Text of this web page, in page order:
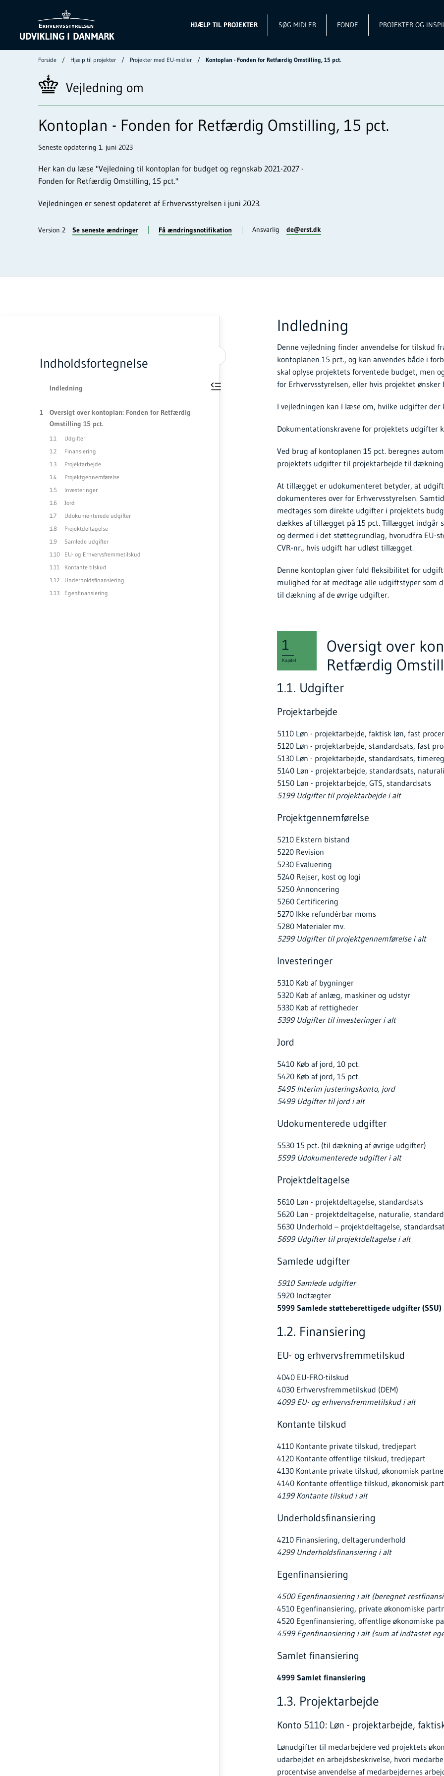
HJÆLP TIL PROJEKTER SØG MIDLER FONDE PROJEKTER OG
Forside Hjælp til projekter Projekter med EU-midler Kontoplan - Fonden for Retfærdig Omstilling, 15 pct.
Vejledning om
Kontoplan - Fonden for Retfærdig Omstilling, 15 pct.
Seneste opdatering 1. juni 2023
Her kan du læse "Vejledning til kontoplan for budget og regnskab 2021-2027 -
Fonden for Retfærdig Omstilling, 15 pct."
Vejledningen er senest opdateret af Erhvervsstyrelsen i juni 2023.
Version 2 Se seneste ændringer Få ændringsnotifikation Ansvarlig de@erst.dk
Indholdsfortegnelse
Indledning
Oversigt over kontoplan: Fonden for Retfærdig
Omstilling 15 pct.
Udgifter
Finansiering
Projektarbejde
Projektgennemførelse
Investeringer
Jord
Udokumenterede udgifter
Projektdeltagelse
Samlede udgifter
EU- og Erhvervsfremmetilskud
Kontante tilskud
Underholdsfinansiering
Egenfinansiering
Indledning
Denne vejledning finder anvendelse for tilskud
kontoplanen 15 pct., og kan anvendes både i
skal oplyse projektets forventede budget, men
for Erhvervsstyrelsen, eller hvis projektet
I vejledningen kan I læse om, hvilke udgifter
Dokumentationskravene for projektets udgifter
Ved brug af kontoplanen 15 pct. beregnes
projektets udgifter til projektarbejde til
At tillægget er udokumenteret betyder, at
dokumenteres over for Erhvervsstyrelsen.
medtages som direkte udgifter i projektets
dækkes af tillægget på 15 pct. Tillægget indgår
og dermed i det støttegrundlag, hvorudfra EU-
CVR-nr., hvis udgift har udløst tillægget.
Denne kontoplan giver fuld fleksibilitet for
mulighed for at medtage alle udgiftstyper
til dækning af de øvrige udgifter.
Kapitel
1
Oversigt over
Retfærdig
1.1. Udgifter
Projektarbejde
5110 Løn - projektarbejde, faktisk løn, fast
5120 Løn - projektarbejde, standardsats, fast
5130 Løn - projektarbejde, standardsats,
5140 Løn - projektarbejde, standardsats,
5150 Løn - projektarbejde, GTS, standardsats
5199 Udgifter til projektarbejde i alt
Projektgennemførelse
5210 Ekstern bistand
5220 Revision
5230 Evaluering
5240 Rejser, kost og logi
5250 Annoncering
5260 Certificering
5270 Ikke refundérbar moms
5280 Materialer mv.
5299 Udgifter til projektgennemførelse i alt
Investeringer
5310 Køb af bygninger
5320 Køb af anlæg, maskiner og udstyr
5330 Køb af rettigheder
5399 Udgifter til investeringer i alt
Jord
5410 Køb af jord, 10 pct.
5420 Køb af jord, 15 pct.
5495 Interim justeringskonto, jord
5499 Udgifter til jord i alt
Udokumenterede udgifter
5530 15 pct. (til dækning af øvrige udgifter)
5599 Udokumenterede udgifter i alt
Projektdeltagelse
5610 Løn - projektdeltagelse, standardsats
5620 Løn - projektdeltagelse, naturalie,
5630 Underhold – projektdeltagelse,
5699 Udgifter til projektdeltagelse i alt
Samlede udgifter
5910 Samlede udgifter
5920 Indtægter
5999 Samlede støtteberettigede udgifter (SSU)
1.2. Finansiering
EU- og erhvervsfremmetilskud
4040 EU-FRO-tilskud
4030 Erhvervsfremmetilskud (DEM)
4099 EU- og erhvervsfremmetilskud i alt
Kontante tilskud
4110 Kontante private tilskud, tredjepart
4120 Kontante offentlige tilskud, tredjepart
4130 Kontante private tilskud, økonomisk
4140 Kontante offentlige tilskud, økonomisk
4199 Kontante tilskud i alt
Underholdsfinansiering
4210 Finansiering, deltagerunderhold
4299 Underholdsfinansiering i alt
Egenfinansiering
4500 Egenfinansiering i alt (beregnet
4510 Egenfinansiering, private økonomiske
4520 Egenfinansiering, offentlige økonomiske
4599 Egenfinansiering i alt (sum af indtastet
Samlet finansiering
4999 Samlet finansiering
1.3. Projektarbejde
Konto 5110: Løn - projektarbejde,
Lønudgifter til medarbejdere ved projektets
udarbejdet en arbejdsbeskrivelse, hvori
procentvise anvendelse af medarbejdernes